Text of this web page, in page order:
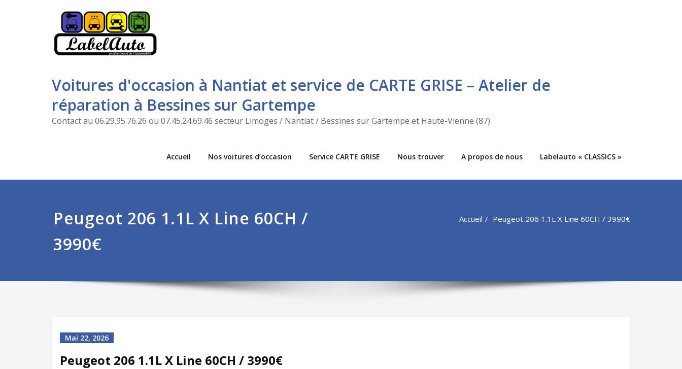
Voitures d'occasion à Nantiat et service de CARTE GRISE – Atelier de
réparation à Bessines sur Gartempe
Contact au 06.29.95.76.26 ou 07.45.24.69.46 secteur Limoges / Nantiat / Bessines sur Gartempe et Haute-Vienne (87)
Accueil Nos voitures d’occasion Service CARTE GRISE Nous trouver A propos de nous Labelauto « CLASSICS »
Peugeot 206 1.1L X Line 60CH /
3990€
Accueil Peugeot 206 1.1L X Line 60CH / 3990€
Mai 22, 2026
Peugeot 206 1.1L X Line 60CH / 3990€